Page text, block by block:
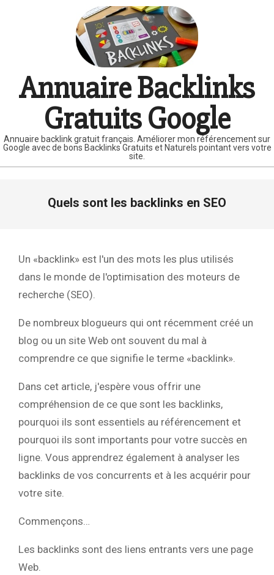
Annuaire Backlinks
Gratuits Google
Annuaire backlink gratuit français. Améliorer mon référencement sur
Google avec de bons Backlinks Gratuits et Naturels pointant vers votre
site.
Quels sont les backlinks en SEO
Un «backlink» est l'un des mots les plus utilisés
dans le monde de l'optimisation des moteurs de
recherche (SEO).
De nombreux blogueurs qui ont récemment créé un
blog ou un site Web ont souvent du mal à
comprendre ce que signifie le terme «backlink».
Dans cet article, j'espère vous offrir une
compréhension de ce que sont les backlinks,
pourquoi ils sont essentiels au référencement et
pourquoi ils sont importants pour votre succès en
ligne. Vous apprendrez également à analyser les
backlinks de vos concurrents et à les acquérir pour
votre site.
Commençons…
Les backlinks sont des liens entrants vers une page
Web.